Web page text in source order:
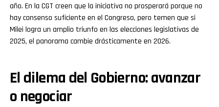
año. En la CGT creen que la iniciativa no prosperará porque no
hay consenso suficiente en el Congreso, pero temen que si
Milei logra un amplio triunfo en las elecciones legislativas de
2025, el panorama cambie drásticamente en 2026.
El dilema del Gobierno: avanzar
o negociar